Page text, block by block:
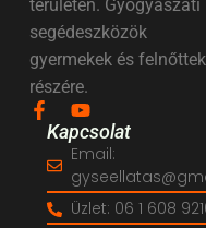
területén. Gyógyászati
segédeszközök
gyermekek és felnőttek
részére.
Kapcsolat
Email:
Üzlet: 06 1 608